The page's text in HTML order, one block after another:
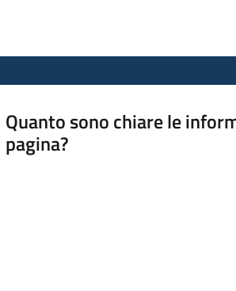
Quanto sono chiare le
pagina?